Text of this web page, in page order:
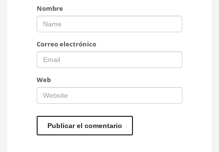
Nombre
Correo electrónico
Web